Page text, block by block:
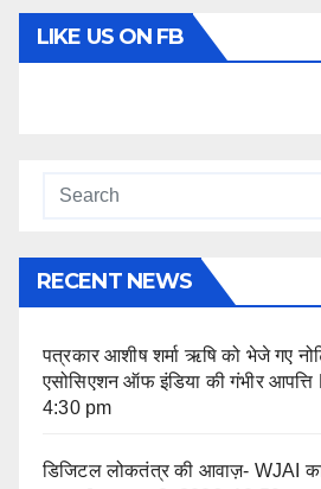
LIKE US ON FB
RECENT NEWS
पत्रकार आशीष शर्मा ऋषि को भेजे गए
एसोसिएशन ऑफ इंडिया की गंभीर आपत्ति
4:30 pm
डिजिटल लोकतंत्र की आवाज़- WJAI का